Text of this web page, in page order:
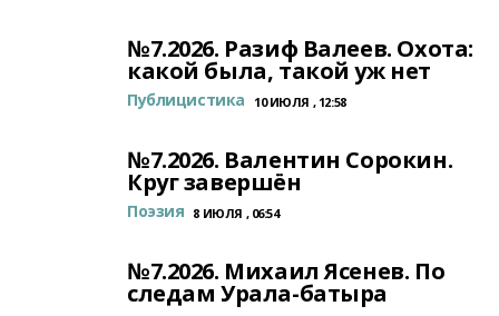
№7.2026. Разиф Валеев. Охота:
какой была, такой уж нет
Публицистика 10 ИЮЛЯ , 12:58
№7.2026. Валентин Сорокин.
Круг завершён
Поэзия 8 ИЮЛЯ , 06:54
№7.2026. Михаил Ясенев. По
следам Урала-батыра